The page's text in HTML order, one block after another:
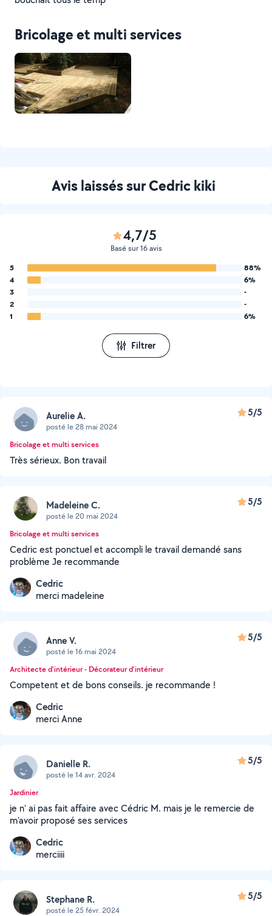
Bricolage et multi services
Avis laissés sur Cedric kiki
4,7/5
Basé sur 16 avis
5
88%
4
6%
3
-
2
-
1
6%
Filtrer
Aurelie A.
posté le 28 mai 2024
5/5
Bricolage et multi services
Très sérieux. Bon travail
Madeleine C.
posté le 20 mai 2024
5/5
Bricolage et multi services
Cedric est ponctuel et accompli le travail demandé sans
problème Je recommande
Cedric
merci madeleine
Anne V.
posté le 16 mai 2024
5/5
Architecte d'intérieur - Décorateur d'intérieur
Competent et de bons conseils. je recommande !
Cedric
merci Anne
Danielle R.
posté le 14 avr. 2024
5/5
Jardinier
je n' ai pas fait affaire avec Cédric M. mais je le remercie de
m'avoir proposé ses services
Cedric
merciiii
Stephane R.
posté le 25 févr. 2024
5/5